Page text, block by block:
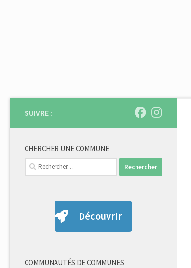
SUIVRE :
CHERCHER UNE COMMUNE
Rechercher :
Découvrir
COMMUNAUTÉS DE COMMUNES